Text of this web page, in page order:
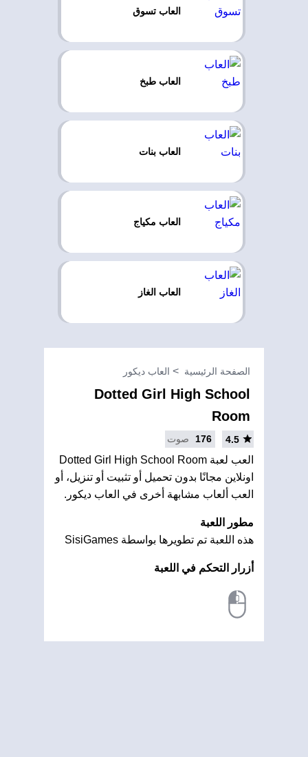
العاب تسوق
العاب طبخ
العاب بنات
العاب مكياج
العاب الغاز
الصفحة الرئيسية العاب ديكور
Dotted Girl High School
Room
4.5
176 صوت
العب لعبة Dotted Girl High School Room
اونلاين مجانًا بدون تحميل أو تثبيت أو تنزيل، أو
العب ألعاب مشابهة أخرى في العاب ديكور.
مطور اللعبة
هذه اللعبة تم تطويرها بواسطة SisiGames
أزرار التحكم في اللعبة